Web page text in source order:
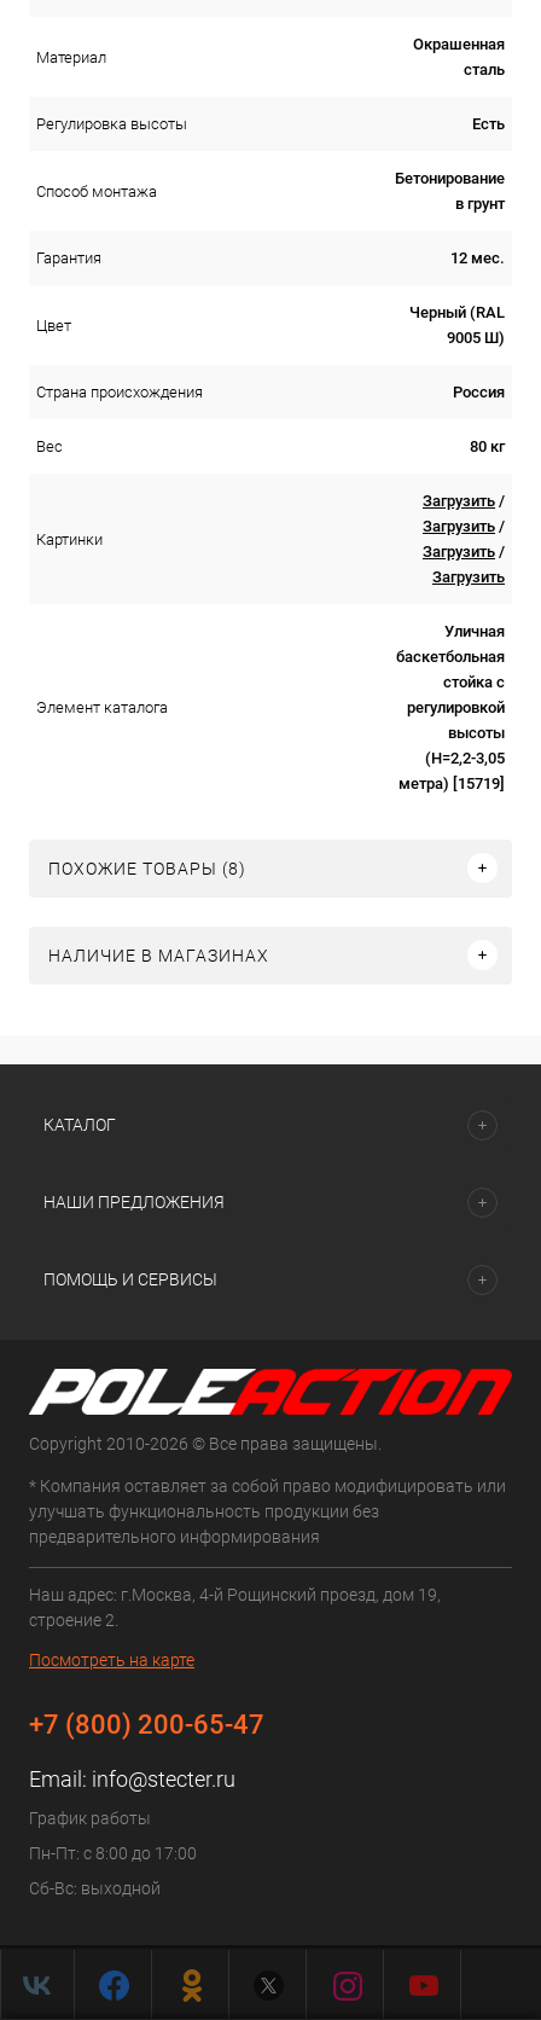
Материал
Окрашенная
сталь
Регулировка высоты Есть
Способ монтажа
Бетонирование
в грунт
Гарантия 12 мес.
Цвет
Черный (RAL
9005 Ш)
Страна происхождения Россия
Вес 80 кг
Картинки
Загрузить /
Загрузить /
Загрузить /
Загрузить
Элемент каталога
Уличная
баскетбольная
стойка с
регулировкой
высоты
(H=2,2-3,05
метра) [15719]
ПОХОЖИЕ ТОВАРЫ (8)
НАЛИЧИЕ В МАГАЗИНАХ
КАТАЛОГ
НАШИ ПРЕДЛОЖЕНИЯ
ПОМОЩЬ И СЕРВИСЫ
Copyright 2010-2026 © Все права защищены.
* Компания оставляет за собой право модифицировать или
улучшать функциональность продукции без
предварительного информирования
Наш адрес: г.Москва, 4-й Рощинский проезд, дом 19,
строение 2.
Посмотреть на карте
+7 (800) 200-65-47
Email: info@stecter.ru
График работы
Пн-Пт: с 8:00 до 17:00
Сб-Вс: выходной